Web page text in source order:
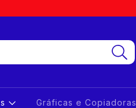
Gráficas e Copiadoras